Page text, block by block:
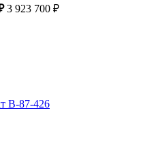
3 923 700 ₽
В-87-426